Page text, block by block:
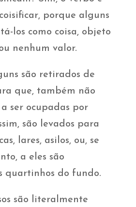
porque alguns
los como coisa, objeto
nenhum valor.
são retirados de
que, também não
ser ocupadas por
são levados para
lares, asilos, ou, se
a eles são
quartinhos do fundo.
são literalmente